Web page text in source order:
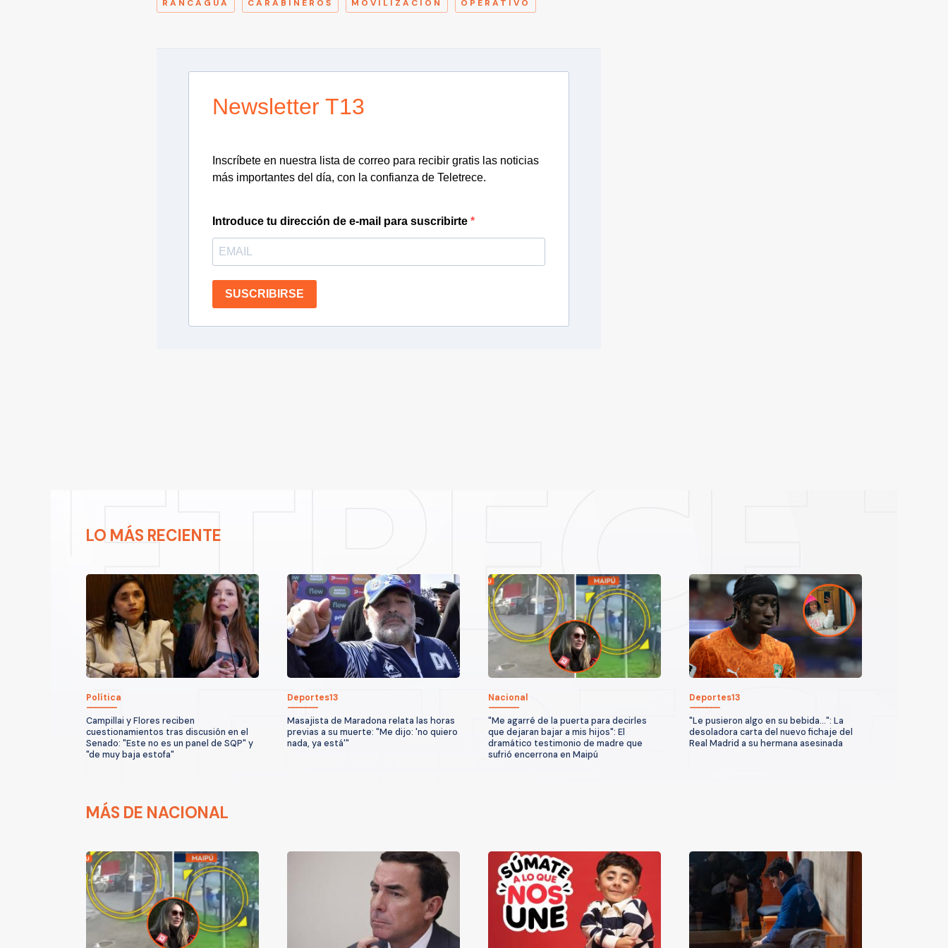
RANCAGUA CARABINEROS MOVILIZACIÓN OPERATIVO
Newsletter T13
Inscríbete en nuestra lista de correo para recibir gratis las noticias
más importantes del día, con la confianza de Teletrece.
Introduce tu dirección de e-mail para suscribirte
SUSCRIBIRSE
LO MÁS RECIENTE
Política
Campillai y Flores reciben
cuestionamientos tras discusión en el
Senado: "Este no es un panel de SQP" y
"de muy baja estofa"
Deportes13
Masajista de Maradona relata las horas
previas a su muerte: "Me dijo: 'no quiero
nada, ya está'"
Nacional
"Me agarré de la puerta para decirles
que dejaran bajar a mis hijos": El
dramático testimonio de madre que
sufrió encerrona en Maipú
Deportes13
"Le pusieron algo en su bebida...": La
desoladora carta del nuevo fichaje del
Real Madrid a su hermana asesinada
MÁS DE NACIONAL